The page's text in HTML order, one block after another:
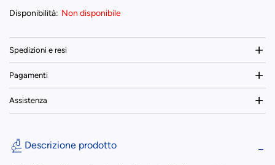
Disponibilità: Non disponibile
Spedizioni e resi
Pagamenti
Assistenza
Descrizione prodotto